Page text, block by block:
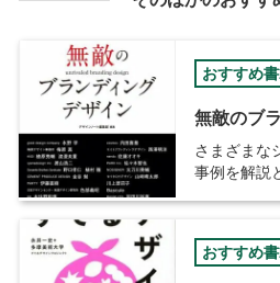
おすすめ
無敵のブ
さまざまな
事例を解説
おすすめ